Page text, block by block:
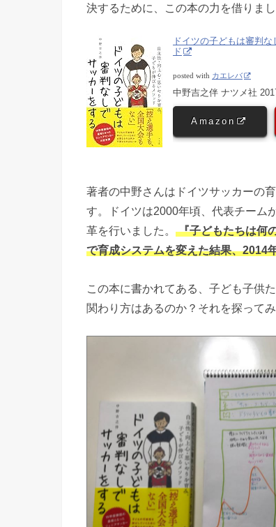
決するために、この本の力を借りまし
ドイツの子どもは審判
ド
posted with カエレバ
中野吉之伴 ナツメ社
Amazon
著者の中野さんはドイツサッカーの
す。ドイツは2000年頃、代表チーム
革を行いました。 『子どもたちは何
で育成システムを変えた結果、2014
この本に書かれてある、子ども子供
関わり方はあるのか？それを探ってみ